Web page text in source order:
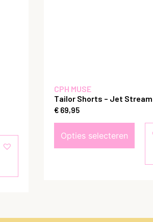
CPH MUSE
Tailor Shorts – Jet Stream
€ 69,95
Opties selecteren